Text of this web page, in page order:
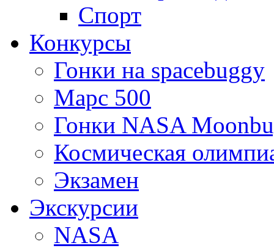
Спорт
Конкурсы
Гонки на spacebuggy
Марс 500
Гонки NASA
Космическая
Экзамен
Экскурсии
NASA